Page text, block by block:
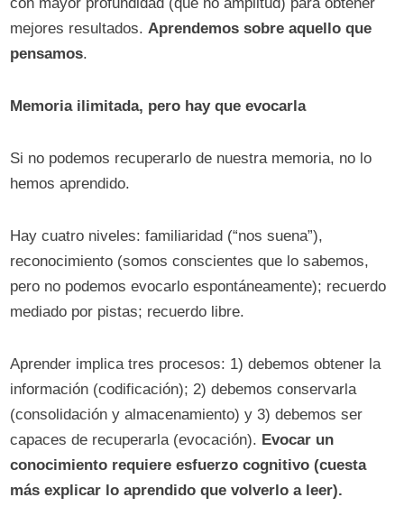
mejores resultados. Aprendemos sobre aquello que
pensamos.
Memoria ilimitada, pero hay que evocarla
Si no podemos recuperarlo de nuestra memoria, no lo
hemos aprendido.
Hay cuatro niveles: familiaridad (“nos suena”),
reconocimiento (somos conscientes que lo sabemos,
pero no podemos evocarlo espontáneamente); recuerdo
mediado por pistas; recuerdo libre.
Aprender implica tres procesos: 1) debemos obtener la
información (codificación); 2) debemos conservarla
(consolidación y almacenamiento) y 3) debemos ser
capaces de recuperarla (evocación). Evocar un
conocimiento requiere esfuerzo cognitivo (cuesta
más explicar lo aprendido que volverlo a leer).